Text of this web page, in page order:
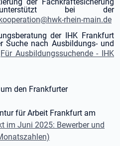
bei der
rhein-main.de
der IHK Frankfurt
Suche nach Ausbildungs- und
Für Ausbildungssuchende - IHK
den Frankfurter
für Arbeit Frankfurt am
im Juni 2025: Bewerber und